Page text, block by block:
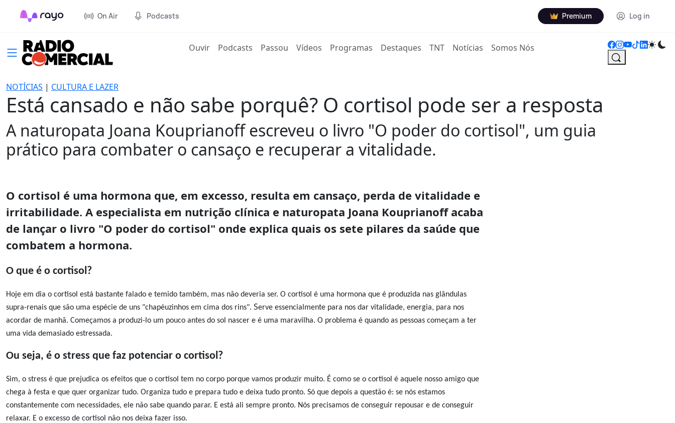
On Air Podcasts Premium Log in
Ouvir(current)
Podcasts Passou Vídeos Programas Destaques TNT Notícias Somos Nós
NOTÍCIAS | CULTURA E LAZER
Está cansado e não sabe porquê? O cortisol pode ser a resposta
A naturopata Joana Kouprianoff escreveu o livro "O poder do cortisol", um guia
prático para combater o cansaço e recuperar a vitalidade.
O cortisol é uma hormona que, em excesso, resulta em cansaço, perda de vitalidade e
irritabilidade. A especialista em nutrição clínica e naturopata Joana Kouprianoff acaba
de lançar o livro "O poder do cortisol" onde explica quais os sete pilares da saúde que
combatem a hormona.
O que é o cortisol?
Hoje em dia o cortisol está bastante falado e temido também, mas não deveria ser. O cortisol é uma hormona que é produzida nas glândulas
supra-renais que são uma espécie de uns "chapéuzinhos em cima dos rins". Serve essencialmente para nos dar vitalidade, energia, para nos
acordar de manhã. Começamos a produzi-lo um pouco antes do sol nascer e é uma maravilha. O problema é quando as pessoas começam a ter
uma vida demasiado estressada.
Ou seja, é o stress que faz potenciar o cortisol?
Sim, o stress é que prejudica os efeitos que o cortisol tem no corpo porque vamos produzir muito. É como se o cortisol é aquele nosso amigo que
chega à festa e que quer organizar tudo. Organiza tudo e prepara tudo e deixa tudo pronto. Só que depois a questão é: se nós estamos
constantemente com necessidades, ele não sabe quando parar. E está ali sempre pronto. Nós precisamos de conseguir repousar e de conseguir
relaxar. E o excesso de cortisol não nos deixa fazer isso.